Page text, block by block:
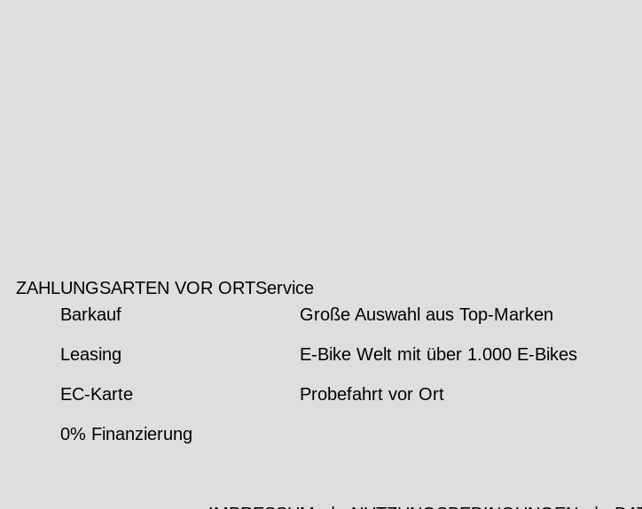
ZAHLUNGSARTEN VOR ORT
Barkauf
Leasing
EC-Karte
0% Finanzierung
Service
Große Auswahl aus Top-Marken
E-Bike Welt mit über 1.000 E-Bikes
Probefahrt vor Ort